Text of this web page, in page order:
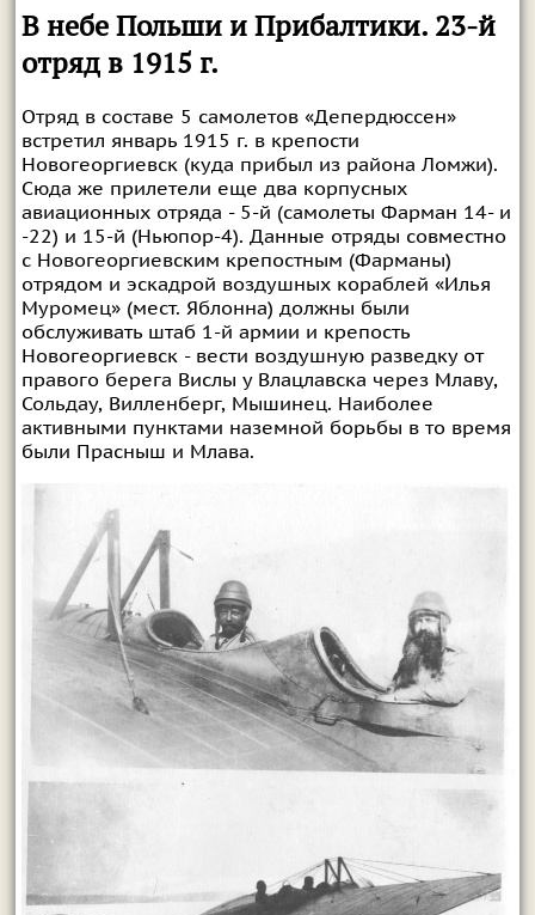
В небе Польши и Прибалтики. 23-й
отряд в 1915 г.
Отряд в составе 5 самолетов «Депердюссен»
встретил январь 1915 г. в крепости
Новогеоргиевск (куда прибыл из района Ломжи).
Сюда же прилетели еще два корпусных
авиационных отряда - 5-й (самолеты Фарман 14- и
-22) и 15-й (Ньюпор-4). Данные отряды совместно
с Новогеоргиевским крепостным (Фарманы)
отрядом и эскадрой воздушных кораблей «Илья
Муромец» (мест. Яблонна) должны были
обслуживать штаб 1-й армии и крепость
Новогеоргиевск - вести воздушную разведку от
правого берега Вислы у Влацлавска через Млаву,
Сольдау, Вилленберг, Мышинец. Наиболее
активными пунктами наземной борьбы в то время
были Прасныш и Млава.